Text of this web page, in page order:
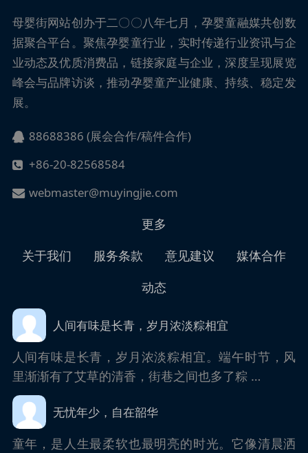
母婴街网站创办于二〇〇八年七月，孕婴童融媒共创数
据聚合平台。聚焦孕婴童行业，实时传递行业资讯与企
业动态及优质消费品，链接家庭与企业，深度呈现展览
峰会与品牌访谈，推动孕婴童产业健康、持续、稳定发
展。
88688386 (展会合作/稿件合作)
+86-20-82568584
webmaster@muyingjie.com
更多
关于我们
服务条款 意见建议
媒体合作
动态
人间有味是长青，岁月浓淡粽相宜
人间有味是长青，岁月浓淡粽相宜。端午时节，风
里渐渐有了艾草的清香，街巷之间也多了粽 …
无忧年少，自在韶华
童年，是人生最柔软也最明亮的时光。它像清晨洒